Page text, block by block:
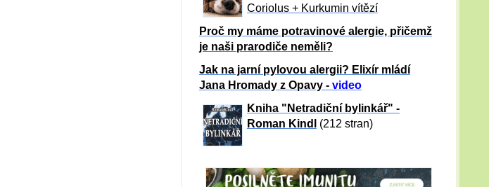
Coriolus + Kurkumin vítězí
Proč my máme potravinové alergie, přičemž
je naši prarodiče neměli?
Jak na jarní pylovou alergii? Elixír mládí
Jana Hromady z Opavy - video
Kniha "Netradiční bylinkář" -
Roman Kindl
(212 stran)